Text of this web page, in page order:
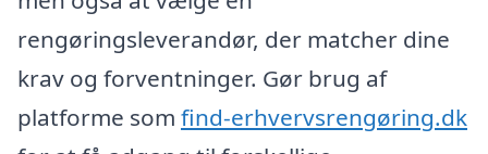
rengøringsleverandør, der matcher dine
krav og forventninger. Gør brug af
platforme som find-erhvervsrengøring.dk